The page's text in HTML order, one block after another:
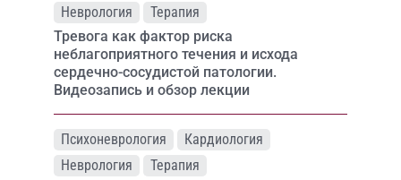
Неврология
Терапия
Тревога как фактор риска
неблагоприятного течения и исхода
сердечно-сосудистой патологии.
Видеозапись и обзор лекции
Психоневрология
Кардиология
Неврология
Терапия